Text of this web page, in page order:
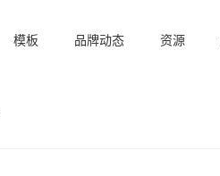
模板 品牌动态 资源